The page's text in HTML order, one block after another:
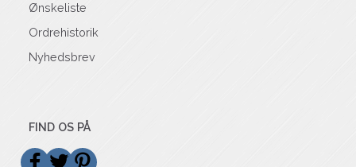
Ønskeliste
Ordrehistorik
Nyhedsbrev
FIND OS PÅ